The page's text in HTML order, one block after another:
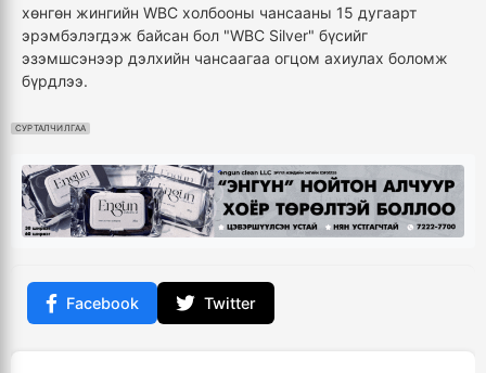
хөнгөн жингийн WBC холбооны чансааны 15 дугаарт
эрэмбэлэгдэж байсан бол "WBC Silver" бүсийг
эзэмшсэнээр дэлхийн чансаагаа огцом ахиулах боломж
бүрдлээ.
СУРТАЛЧИЛГАА
Facebook Twitter